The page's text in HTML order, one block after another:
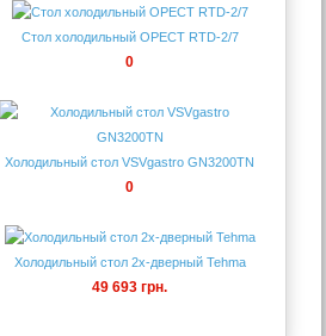
Стол холодильный ОРЕСТ RTD-2/7
0
Холодильный стол VSVgastro GN3200TN
0
Холодильный стол 2х-дверный Tehma
49 693 грн.